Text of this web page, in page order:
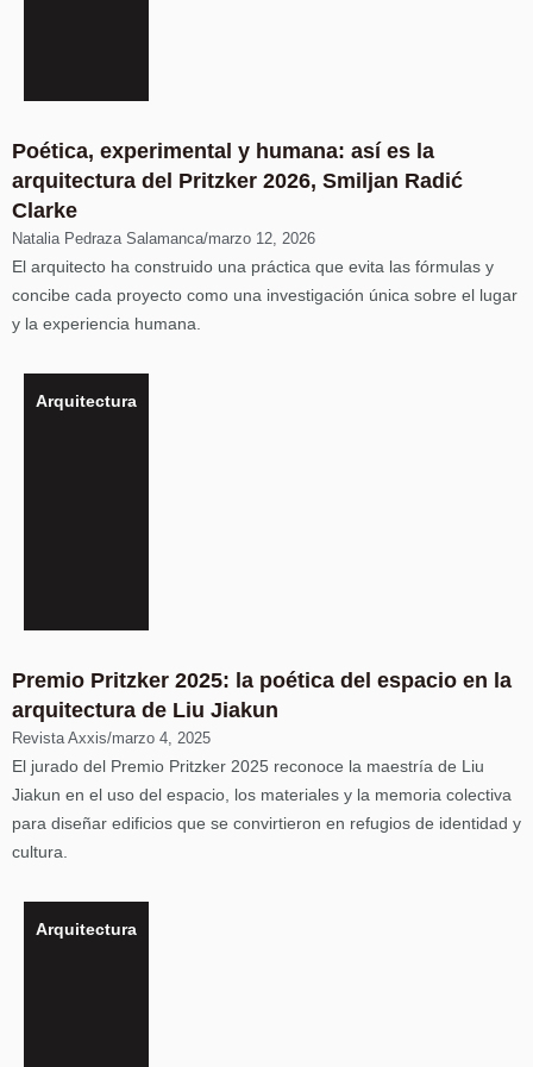
Poética, experimental y humana: así es la
arquitectura del Pritzker 2026, Smiljan Radić
Clarke
Natalia Pedraza Salamanca/marzo 12, 2026
El arquitecto ha construido una práctica que evita las fórmulas y
concibe cada proyecto como una investigación única sobre el lugar
y la experiencia humana.
Arquitectura
Premio Pritzker 2025: la poética del espacio en la
arquitectura de Liu Jiakun
Revista Axxis/marzo 4, 2025
El jurado del Premio Pritzker 2025 reconoce la maestría de Liu
Jiakun en el uso del espacio, los materiales y la memoria colectiva
para diseñar edificios que se convirtieron en refugios de identidad y
cultura.
Arquitectura